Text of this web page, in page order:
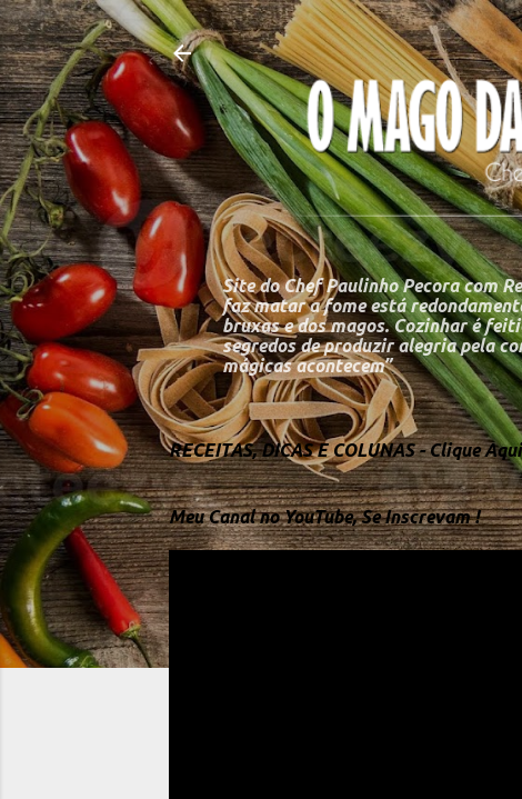
Site do Chef Paulinho Pecora com
faz matar a fome está
bruxas e dos magos. Cozinhar é
segredos de produzir alegria pela
mágicas acontecem”
RECEITAS, DICAS E COLUNAS - Clique
Meu Canal no YouTube, Se Inscrevam !